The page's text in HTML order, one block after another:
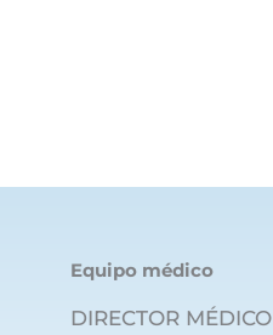
Equipo médico
DIRECTOR MÉDICO